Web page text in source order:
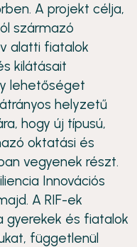
A projekt célja,
származó
alatti fiatalok
kilátásait
lehetőséget
helyzetű
hogy új típusú,
oktatási és
vegyenek részt.
Innovációs
A RIF-ek
gyerekek és fiatalok
függetlenül